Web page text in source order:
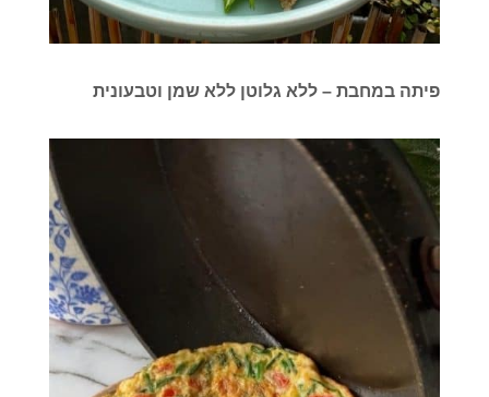
פיתה במחבת – ללא גלוטן ללא שמן וטבעונית